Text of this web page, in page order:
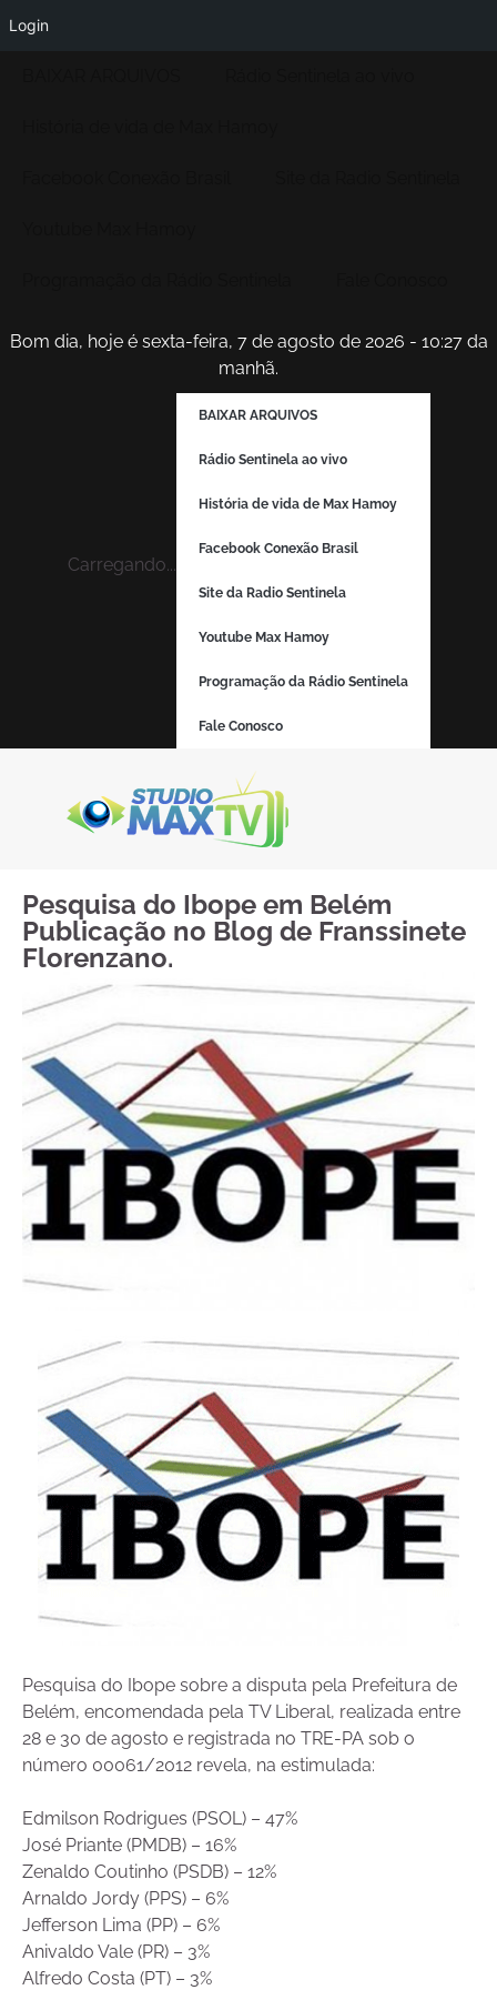
Bom dia, hoje é sexta-feira, 7 de agosto de 2026 - 10:27 da
manhã.
Carregando...
BAIXAR ARQUIVOS
Rádio Sentinela ao vivo
História de vida de Max Hamoy
Facebook Conexão Brasil
Site da Radio Sentinela
Youtube Max Hamoy
Programação da Rádio Sentinela
Fale Conosco
Pesquisa do Ibope em Belém
Publicação no Blog de Franssinete
Florenzano.
Pesquisa do Ibope sobre a disputa pela Prefeitura de
Belém, encomendada pela TV Liberal, realizada entre
28 e 30 de agosto e registrada no TRE-PA sob o
número 00061/2012 revela, na estimulada:
Edmilson Rodrigues (PSOL) – 47%
José Priante (PMDB) – 16%
Zenaldo Coutinho (PSDB) – 12%
Arnaldo Jordy (PPS) – 6%
Jefferson Lima (PP) – 6%
Anivaldo Vale (PR) – 3%
Alfredo Costa (PT) – 3%
Login